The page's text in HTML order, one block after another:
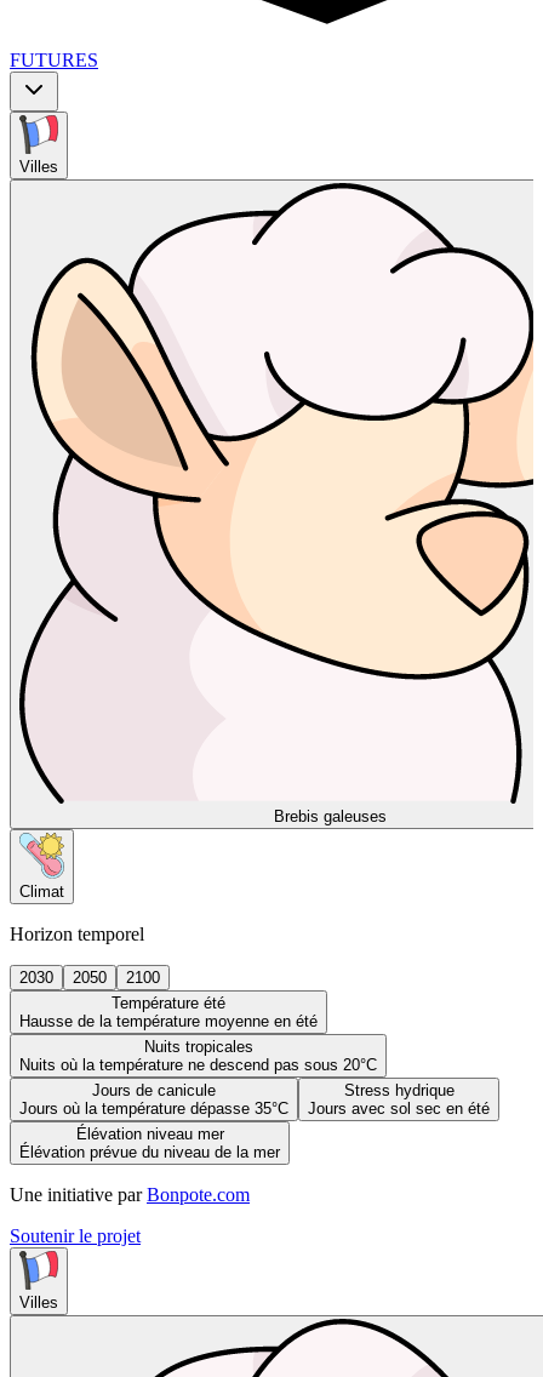
FUTURES
Villes
Brebis galeuses
Climat
Horizon temporel
2030 2050
2100
Température été
Hausse de la température moyenne en été
Nuits tropicales
Nuits où la température ne descend pas sous 20°C
Jours de canicule
Jours où la température dépasse 35°C
Stress hydrique
Jours avec sol sec en été
Élévation niveau mer
Élévation prévue du niveau de la mer
Une initiative par Bonpote.com
Soutenir le projet
Villes